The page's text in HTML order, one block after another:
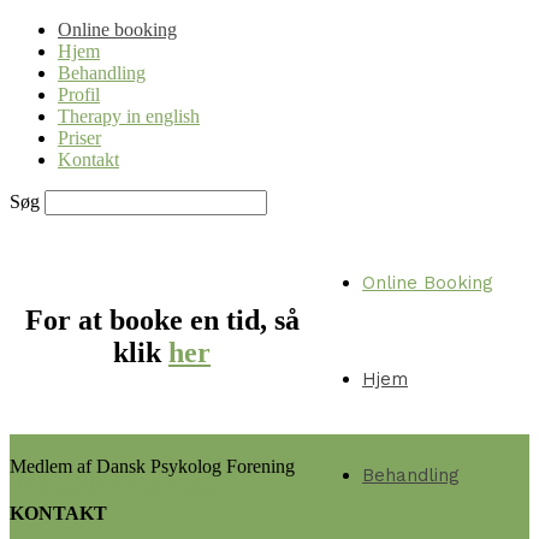
Online booking
Hjem
Behandling
Profil
Therapy in english
Priser
Kontakt
Søg
INGEBORG
Online Booking
Hjem
Behandling
For at booke en tid, så
klik her
Medlem af Dansk Psykolog Forening
KONTAKT